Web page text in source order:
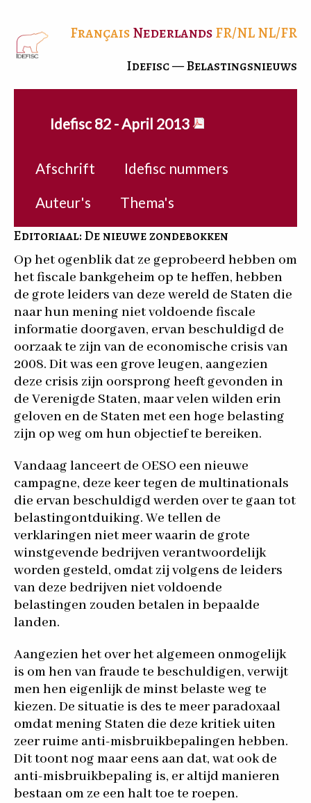
FrançaisNederlandsFR/NLNL/FR
Idefisc — Belastingsnieuws
Idefisc 82 - April 2013
Afschrift
Idefisc nummers
Auteur's
Thema's
Editoriaal: De nieuwe zondebokken
Op het ogenblik dat ze geprobeerd hebben om
het fiscale bankgeheim op te heffen, hebben
de grote leiders van deze wereld de Staten die
naar hun mening niet voldoende fiscale
informatie doorgaven, ervan beschuldigd de
oorzaak te zijn van de economische crisis van
2008. Dit was een grove leugen, aangezien
deze crisis zijn oorsprong heeft gevonden in
de Verenigde Staten, maar velen wilden erin
geloven en de Staten met een hoge belasting
zijn op weg om hun objectief te bereiken.
Vandaag lanceert de OESO een nieuwe
campagne, deze keer tegen de multinationals
die ervan beschuldigd werden over te gaan tot
belastingontduiking. We tellen de
verklaringen niet meer waarin de grote
winstgevende bedrijven verantwoordelijk
worden gesteld, omdat zij volgens de leiders
van deze bedrijven niet voldoende
belastingen zouden betalen in bepaalde
landen.
Aangezien het over het algemeen onmogelijk
is om hen van fraude te beschuldigen, verwijt
men hen eigenlijk de minst belaste weg te
kiezen. De situatie is des te meer paradoxaal
omdat mening Staten die deze kritiek uiten
zeer ruime anti-misbruikbepalingen hebben.
Dit toont nog maar eens aan dat, wat ook de
anti-misbruikbepaling is, er altijd manieren
bestaan om ze een halt toe te roepen.